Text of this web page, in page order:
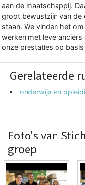
aan de maatschappij.
groot bewustzijn van de
staan. We vinden het
werken met
onze prestaties op
Gerelateerde
onderwijs en
Foto's van
groep